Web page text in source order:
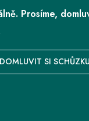
Prosíme,
DOMLUVIT SI SCHŮZKU